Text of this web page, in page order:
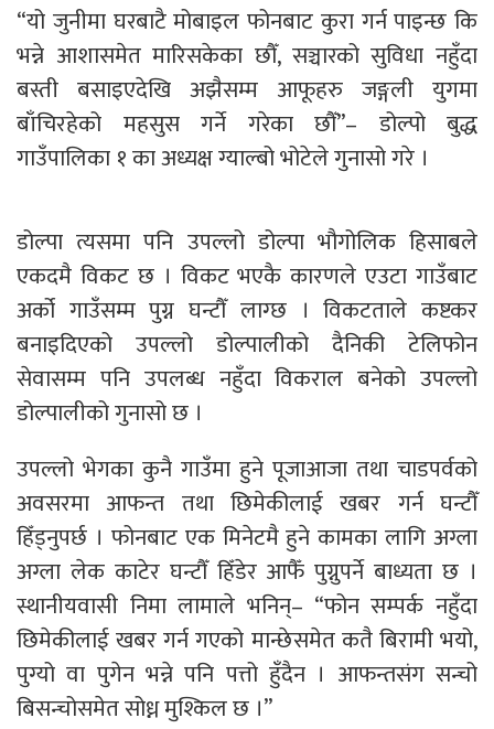
“यो जुनीमा घरबाटै मोबाइल फोनबाट कुरा गर्न पाइन्छ कि
भन्ने आशासमेत मारिसकेका छौँ, सञ्चारको सुविधा नहुँदा
बस्ती बसाइएदेखि अझैसम्म आफूहरु जङ्गली युगमा
बाँचिरहेको महसुस गर्ने गरेका छौँ”– डोल्पो बुद्ध
गाउँपालिका १ का अध्यक्ष ग्याल्बो भोटेले गुनासो गरे ।
डोल्पा त्यसमा पनि उपल्लो डोल्पा भौगोलिक हिसाबले
एकदमै विकट छ । विकट भएकै कारणले एउटा गाउँबाट
अर्को गाउँसम्म पुग्न घन्टौँ लाग्छ । विकटताले कष्टकर
बनाइदिएको उपल्लो डोल्पालीको दैनिकी टेलिफोन
सेवासम्म पनि उपलब्ध नहुँदा विकराल बनेको उपल्लो
डोल्पालीको गुनासो छ ।
उपल्लो भेगका कुनै गाउँमा हुने पूजाआजा तथा चाडपर्वको
अवसरमा आफन्त तथा छिमेकीलाई खबर गर्न घन्टौँ
हिँड्नुपर्छ । फोनबाट एक मिनेटमै हुने कामका लागि अग्ला
अग्ला लेक काटेर घन्टौँ हिँडेर आफैँ पुग्नुपर्ने बाध्यता छ ।
स्थानीयवासी निमा लामाले भनिन्– “फोन सम्पर्क नहुँदा
छिमेकीलाई खबर गर्न गएको मान्छेसमेत कतै बिरामी भयो,
पुग्यो वा पुगेन भन्ने पनि पत्तो हुँदैन । आफन्तसंग सन्चो
बिसन्चोसमेत सोध्न मुश्किल छ ।”